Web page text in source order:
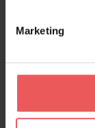
Marketing